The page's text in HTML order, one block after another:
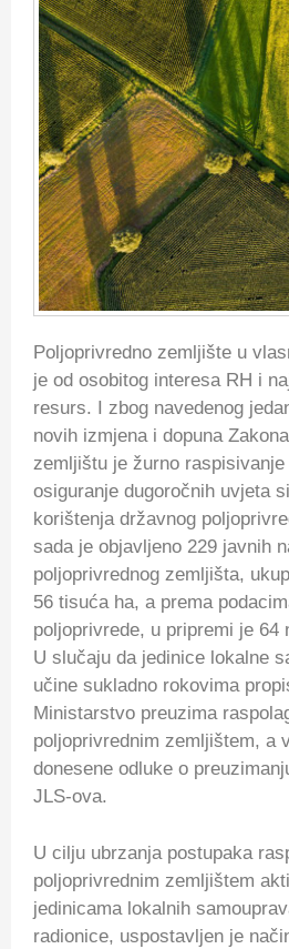
Poljoprivredno zemljište u
je od osobitog interesa RH i
resurs. I zbog navedenog
novih izmjena i dopuna
zemljištu je žurno raspisivanje
osiguranje dugoročnih uvjeta
korištenja državnog
sada je objavljeno 229 javnih
poljoprivrednog zemljišta,
56 tisuća ha, a prema
poljoprivrede, u pripremi je 64
U slučaju da jedinice lokalne
učine sukladno rokovima
Ministarstvo preuzima
poljoprivrednim zemljištem, a
donesene odluke o
JLS-ova.
U cilju ubrzanja postupaka
poljoprivrednim zemljištem
jedinicama lokalnih
radionice, uspostavljen je